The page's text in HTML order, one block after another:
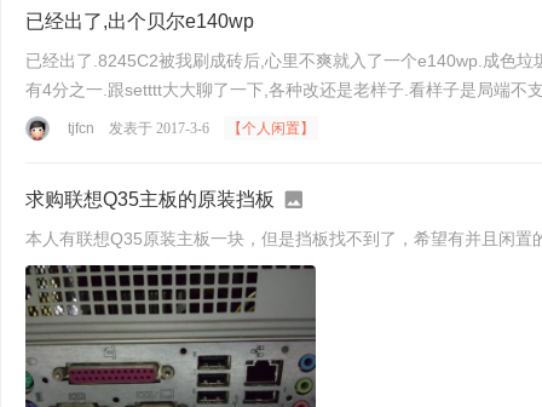
已经出了,出个贝尔e140wp
已经出了.8245C2被我刷成砖后,心里不爽就入了一个e140wp.成色
tjfcn 发表于 2017-3-6 【个人闲置】
求购联想Q35主板的原装挡板
本人有联想Q35原装主板一块，但是挡板找不到了，希望有并且闲